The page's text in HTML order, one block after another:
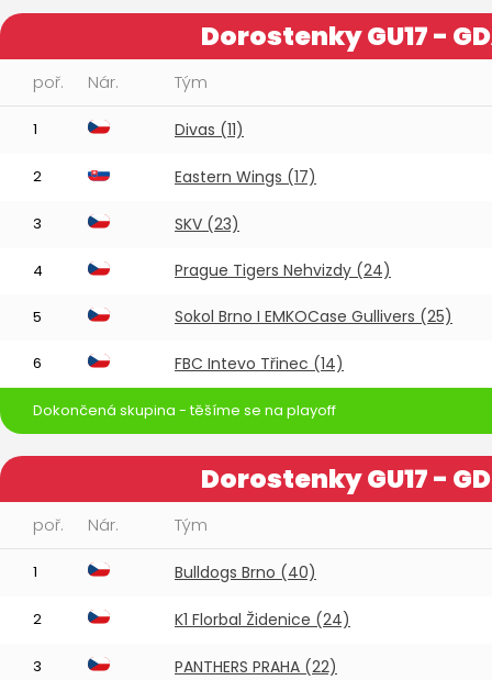
Dorostenky GU17 -
poř. Nár. Tým
1 Divas (11)
2 Eastern Wings (17)
3 SKV (23)
4 Prague Tigers Nehvizdy (24)
5 Sokol Brno I EMKOCase Gullivers (25)
6 FBC Intevo Třinec (14)
Dokončená skupina - těšíme se na playoff
Dorostenky GU17 -
poř. Nár. Tým
1 Bulldogs Brno (40)
2 K1 Florbal Židenice (24)
3 PANTHERS PRAHA (22)